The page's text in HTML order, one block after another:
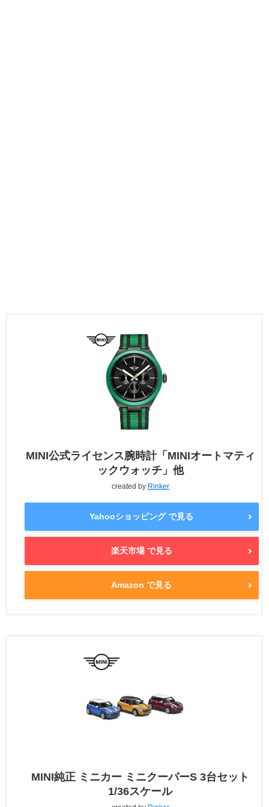
MINI公式ライセンス腕時計「MINIオートマティ
ックウォッチ」他
created by Rinker
Yahooショッピング で見る
楽天市場 で見る
Amazon で見る
MINI純正 ミニカー ミニクーパーS 3台セット
1/36スケール